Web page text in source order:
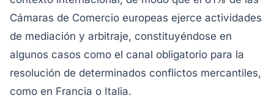
Cámaras de Comercio europeas ejerce actividades
de mediación y arbitraje, constituyéndose en
algunos casos como el canal obligatorio para la
resolución de determinados conflictos mercantiles,
como en Francia o Italia.